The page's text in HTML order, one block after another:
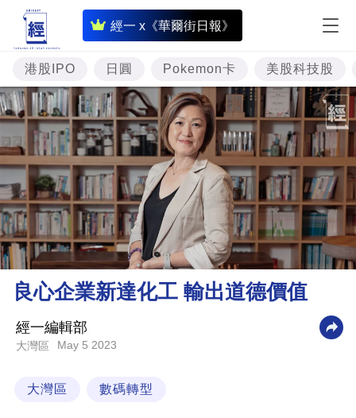
經一 x《華爾街日報》
即
時
財
經
專
題
投
資
樓
市
理
財
業
技
港股IPO 日圓 Pokemon卡 美股科技股
良心企業新達化工 輸出道德價值
經一編輯部
大灣區 May 5 2023
大灣區 數碼轉型